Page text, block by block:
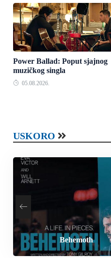
Power Ballad: Poput sjajnog
muzičkog singla
05.08.2026.
USKORO
Heart of the Beast
Behemoth
How To Rob A Bank
By Any Means